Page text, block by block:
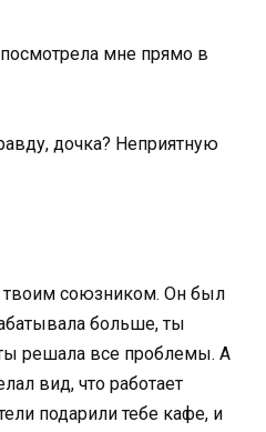
мне прямо в
дочка? Неприятную
союзником. Он был
больше, ты
решала все проблемы. А
вид, что работает
подарили тебе кафе, и